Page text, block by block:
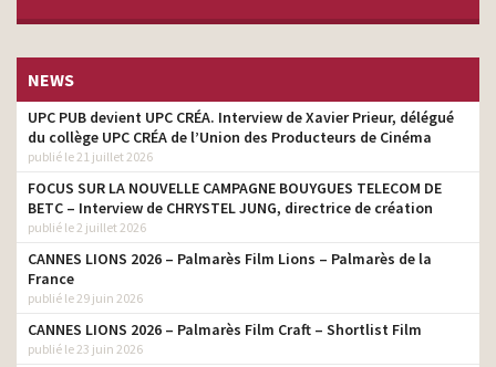
NEWS
UPC PUB devient UPC CRÉA. Interview de Xavier Prieur, délégué
du collège UPC CRÉA de l’Union des Producteurs de Cinéma
publié le 21 juillet 2026
FOCUS SUR LA NOUVELLE CAMPAGNE BOUYGUES TELECOM DE
BETC – Interview de CHRYSTEL JUNG, directrice de création
publié le 2 juillet 2026
CANNES LIONS 2026 – Palmarès Film Lions – Palmarès de la
France
publié le 29 juin 2026
CANNES LIONS 2026 – Palmarès Film Craft – Shortlist Film
publié le 23 juin 2026